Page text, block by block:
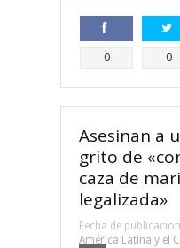
Compartir
0 0
Asesinan a
grito de
caza de
legalizada»
Fecha de
América Latina y el